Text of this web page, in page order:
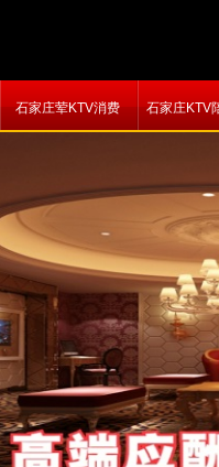
石家庄荤KTV消费 石家庄KTV